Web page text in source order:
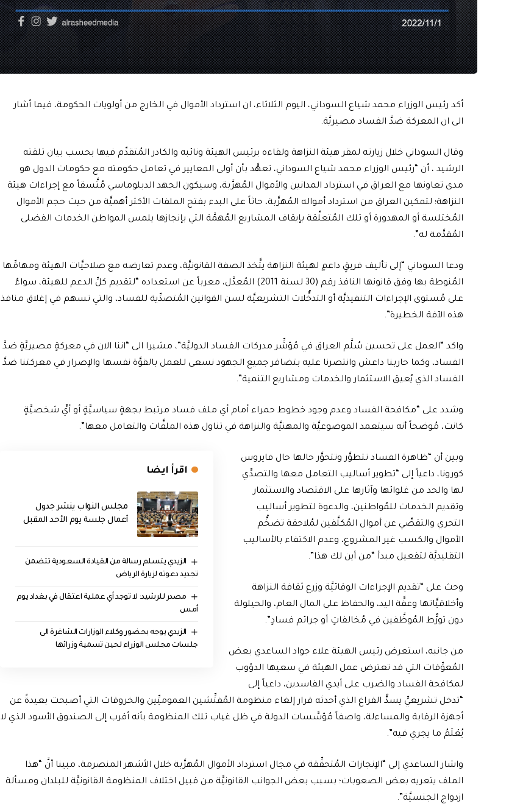
أكد رئيس الوزراء محمد شياع السوداني، اليوم الثلاثاء، ان استرداد الأموال في الخارج من أولويات الحكومة، فيما أشار
الى ان المعركة ضدَّ الفساد مصيريَّة.
وقال السوداني خلال زيارته لمقر هيئة النزاهة ولقاءه برئيس الهيئة ونائبه والكادر المُتقدِّم فيها بحسب بيان تلقته
الرشيد ، أن “رئيس الوزراء محمد شياع السوداني، تعهَّد بأن أولى المعايير في تعامل حكومته مع حكومات الدول هو
مدى تعاونها مع العراق في استرداد المدانين والأموال المُهرَّبة، وسيكون الجهد الدبلوماسي مُتَّسقاً مع إجراءات هيئة
النزاهة؛ لتمكين العراق من استرداد أمواله المُهرَّبة، حاثاً على البدء بفتح الملفات الأكثر أهميَّة من حيث حجم الأموال
المُختلسة أو المهدورة أو تلك المُتعلِّقة بإيقاف المشاريع المُهمَّة التي بإنجازها يلمس المواطن الخدمات الفضلى
المُقدَّمة له”.
ودعا السوداني “إلى تأليف فريقٍ داعمٍ لهيئة النزاهة يتَّخذ الصفة القانونيَّة، وعدم تعارضه مع صلاحيَّات الهيئة ومهامِّها
المُنوطة بها وفق قانونها النافذ رقم (30 لسنة 2011) المُعدَّل، معرباً عن استعداده “لتقديم كلِّ الدعم للهيئة، سواءٌ
على مُستوى الإجراءات التنفيذيَّة أو التدخُّلات التشريعيَّة لسن القوانين المُتصدِّية للفساد، والتي تسهم في إغلاق منافذ
هذه الآفة الخطيرة”.
واكد “العمل على تحسين سُلَّم العراق في مُؤشِّر مدركات الفساد الدوليَّة”، مشيرا الى “اننا الان في معركةٍ مصيريَّةٍ ضدَّ
الفساد، وكما حاربنا داعش وانتصرنا عليه بتضافر جميع الجهود نسعى للعمل بالقوَّة نفسها والإصرار في معركتنا ضدَّ
الفساد الذي يُعيق الاستثمار والخدمات ومشاريع التنمية”.
وشدد على “مكافحة الفساد وعدم وجود خطوط حمراء أمام أي ملف فساد مرتبط بجهةٍ سياسيَّةٍ أو أيِّ شخصيَّةٍ
كانت، مُوضحاً أنه سيتعمد الموضوعيَّة والمهنيَّة والنزاهة في تناول هذه الملفَّات والتعامل معها”.
اقرأ ايضا
مجلس النواب ينشر جدول
أعمال جلسة يوم الأحد المقبل
الزيدي يتسلم رسالة من القيادة السعودية تتضمن
تجديد دعوته لزيارة الرياض
مصدر للرشيد: لا توجد أي عملية اعتقال في بغداد يوم
أمس
الزيدي يوجه بحضور وكلاء الوزارات الشاغرة الى
جلسات مجلس الوزراء لحين تسمية وزرائها
وبين أن “ظاهرة الفساد تتطوَّر وتتحوَّر حالها حال فايروس
كورونا، داعياً إلى “تطوير أساليب التعامل معها والتصدِّي
لها والحد من غلوائها وآثارها على الاقتصاد والاستثمار
وتقديم الخدمات للمُواطنين، والدعوة لتطوير أساليب
التحري والتقصِّي عن أموال المُكلَّفين لمُلاحقة تضخُّم
الأموال والكسب غير المشروع، وعدم الاكتفاء بالأساليب
التقليديَّة لتفعيل مبدأ “من أين لك هذا”.
وحث على “تقديم الإجراءات الوقائيَّة وزرع ثقافة النزاهة
وأخلاقيَّاتها وعفَّة اليد، والحفاظ على المال العام، والحيلولة
دون تورُّط المُوظَّفين في مُخالفاتٍ أو جرائم فسادٍ”.
من جانبه، استعرض رئيس الهيئة علاء جواد الساعدي بعض
المُعوِّقات التي قد تعترض عمل الهيئة في سعيها الدؤوب
لمكافحة الفساد والضرب على أيدي الفاسدين، داعياً إلى
“تدخل تشريعيٍّ يسدُّ الفراغ الذي أحدثه قرار إلغاء منظومة المُفتِّشين العموميِّين والخروقات التي أصبحت بعيدةً عن
أجهزة الرقابة والمساءلة، واصفاً مُؤسَّسات الدولة في ظل غياب تلك المنظومة بأنه أقرب إلى الصندوق الأسود الذي لا
يُعْلَمُ ما يجري فيه”.
واشار الساعدي إلى “الإنجازات المُتحقِّقة في مجال استرداد الأموال المُهرَّبة خلال الأشهر المنصرمة، مبينا أنَّ “هذا
الملف يتعريه بعض الصعوبات؛ بسبب بعض الجوانب القانونيَّة من قبيل اختلاف المنظومة القانونيَّة للبلدان ومسألة
ازدواج الجنسيَّة”.